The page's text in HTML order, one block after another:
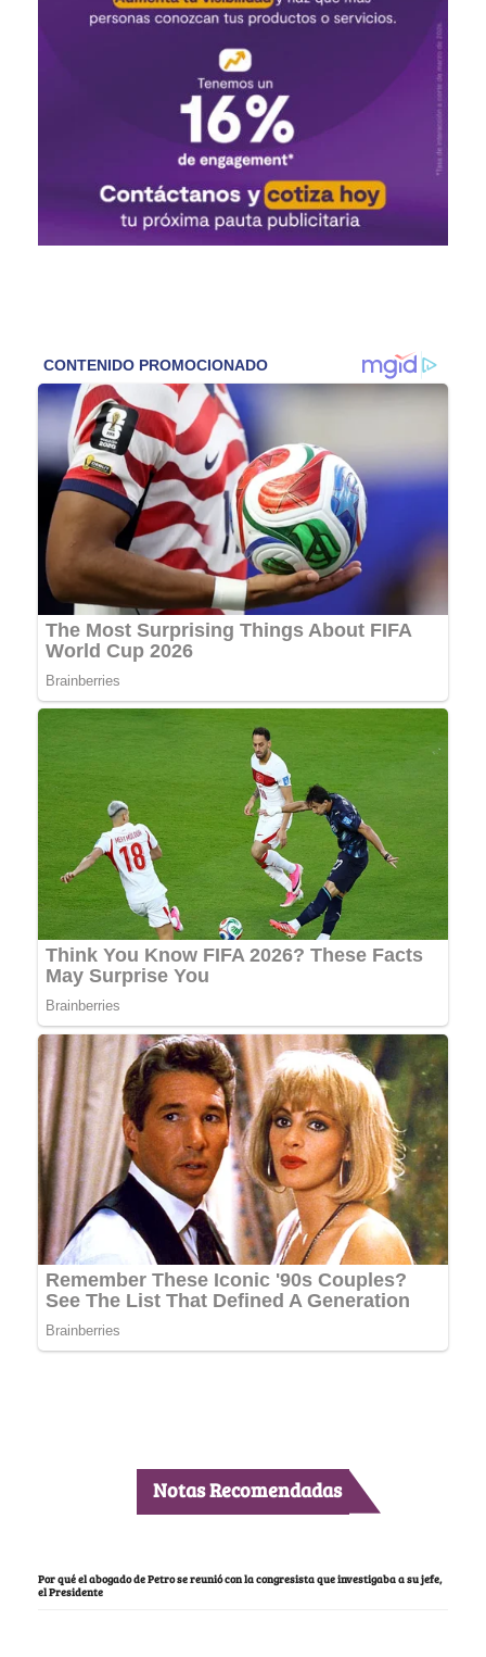
Notas Recomendadas
Por qué el abogado de Petro se reunió con la congresista que investigaba a su jefe,
el Presidente